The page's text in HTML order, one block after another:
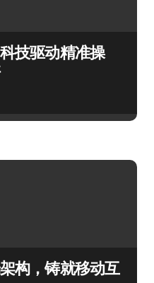
技驱动精准操
构，铸就移动互